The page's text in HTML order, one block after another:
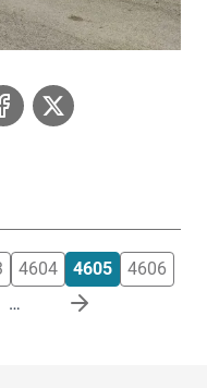
4604 4605
4606
…